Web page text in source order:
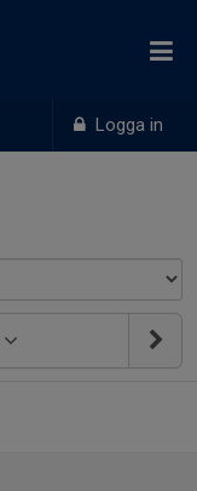
Logga in